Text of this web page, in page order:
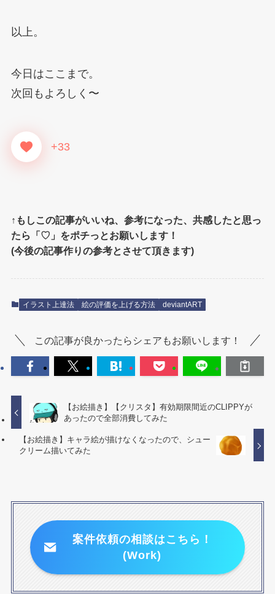
以上。
今日はここまで。
次回もよろしく〜
+33
↑ もしこの記事がいいね、参考になった、共感したと思っ
たら「♡」をポチっとお願いします！
(今後の記事作りの参考とさせて頂きます)
イラスト上達法 絵の評価を上げる方法 deviantART
この記事が良かったらシェアもお願いします！
【お絵描き】【クリスタ】有効期限間近のCLIPPYが
あったので全部消費してみた
【お絵描き】キャラ絵が描けなくなったので、シュー
クリーム描いてみた
案件依頼の相談はこちら！
(Work)